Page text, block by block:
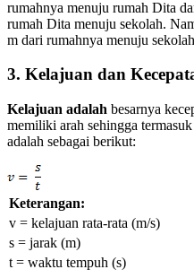
rumahnya menuju rumah Dita
rumah Dita menuju sekolah.
m dari rumahnya menuju
3. Kelajuan dan
Kelajuan adalah besarnya
memiliki arah sehingga
adalah sebagai berikut:
Keterangan:
v = kelajuan rata-rata (m/s)
s = jarak (m)
t = waktu tempuh (s)